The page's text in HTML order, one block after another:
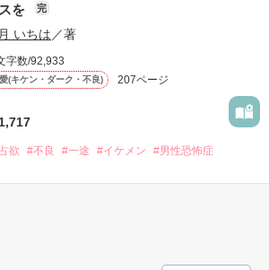
が再び動き始める合図──。
*:ﾟ✨.ﾟ･*..☆.｡.:*✨
作品を読む
を
完
いちは ／著
字数/92,933
(キケン・ダーク・不良) 207ページ
1,717
欲 #不良 #一途 #イケメン
#男性恐怖症